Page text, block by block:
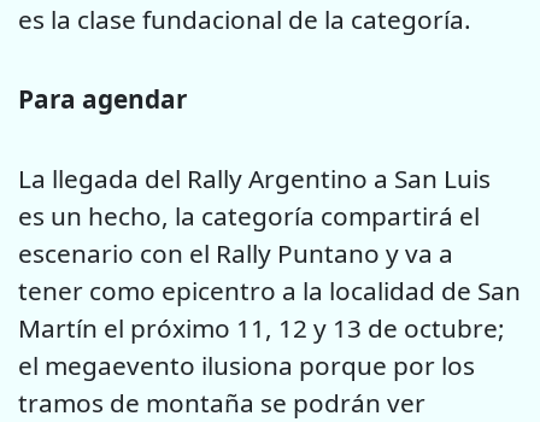
es la clase fundacional de la categoría.
Para agendar
La llegada del Rally Argentino a San Luis
es un hecho, la categoría compartirá el
escenario con el Rally Puntano y va a
tener como epicentro a la localidad de San
Martín el próximo 11, 12 y 13 de octubre;
el megaevento ilusiona porque por los
tramos de montaña se podrán ver